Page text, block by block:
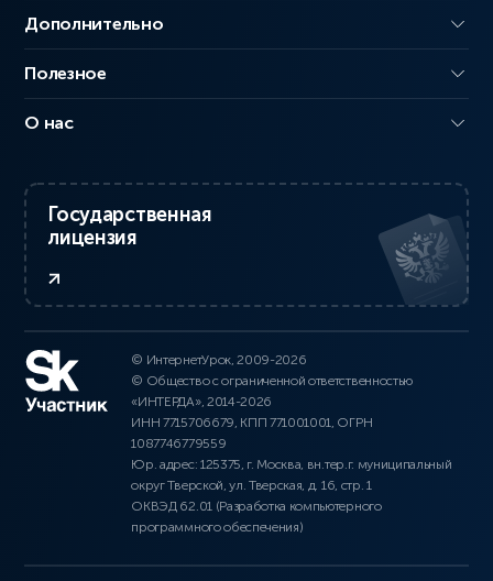
Дополнительно
Полезное
О нас
Государственная
лицензия
© ИнтернетУрок, 2009-2026
© Общество с ограниченной ответственностью
«ИНТЕРДА», 2014-2026
ИНН 7715706679, КПП 771001001, ОГРН
1087746779559
Юр. адрес: 125375, г. Москва, вн.тер.г. муниципальный
округ Тверской, ул. Тверская, д. 16, стр. 1
ОКВЭД 62.01 (Разработка компьютерного
программного обеспечения)